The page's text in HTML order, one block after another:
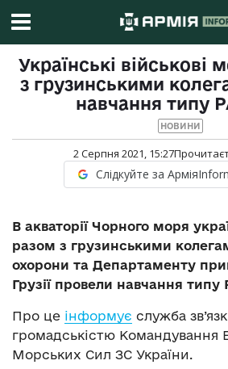
Українські військові
з грузинськими
навчання типу
НОВИНИ
2 Серпня 2021, 15:27
Слідкуйте за
В акваторії Чорного моря
разом з грузинськими
охорони та Департаменту
Грузії провели навчання типу
Про це інформує служба
громадськістю Командування
Морських Сил ЗС України.